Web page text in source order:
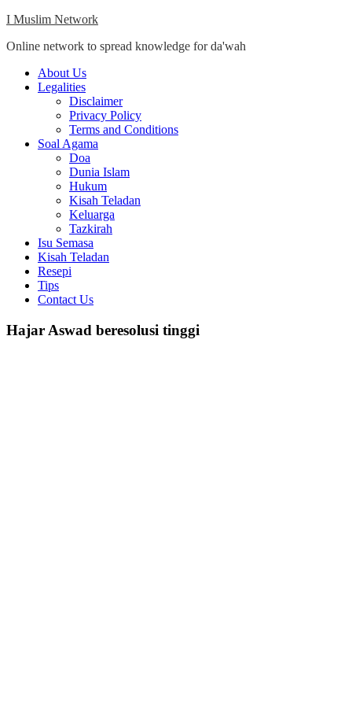
Skip
content
I Muslim Network
Online network to spread knowledge for da'wah
Close
Menu
About Us
Legalities
Disclaimer
Privacy Policy
Terms and Conditions
Soal Agama
Doa
Dunia Islam
Hukum
Kisah Teladan
Keluarga
Tazkirah
Isu Semasa
Kisah Teladan
Resepi
Tips
Contact Us
Hajar Aswad beresolusi tinggi